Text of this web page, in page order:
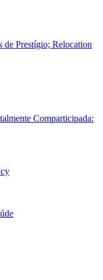
Prestígio; Relocation
Comparticipada: